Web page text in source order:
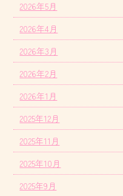
2026年5月
2026年4月
2026年3月
2026年2月
2026年1月
2025年12月
2025年11月
2025年10月
2025年9月